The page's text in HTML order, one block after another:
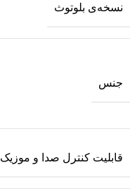
نسخه‌ی بلوتوث
جنس
قابلیت کنترل صدا و موزیک